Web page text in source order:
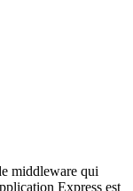
middleware qui
Express est